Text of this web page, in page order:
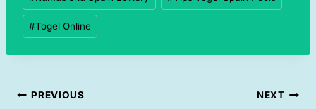
#Togel Online
Post
PREVIOUS NEXT